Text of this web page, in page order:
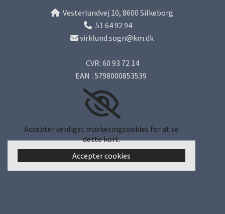
Vesterlundvej 10, 8600 Silkeborg
 51 64 92 94
virklund.sogn@km.dk
CVR: 60 93 72 14
EAN : 5798000853539
Accepter venligst marketingcookies for at se
dette kort.
Accepter cookies